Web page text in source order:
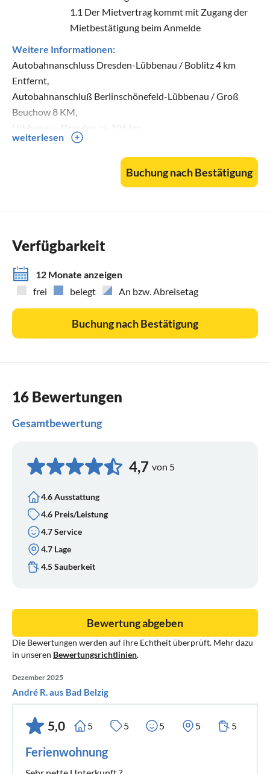
1.1 Der Mietvertrag kommt mit Zugang der
Mietbestätigung beim Anmelde
Weitere Informationen:
Autobahnanschluss Dresden-Lübbenau / Boblitz 4 km
Entfernt,
Autobahnanschluß Berlinschönefeld-Lübbenau / Groß
Beuchow 8 KM,
Lübbenau--Dresden ca, 105 km,
Lübbenau--Berlin ca, 100 km,
Lübbenau--Cottbus ca, 36 km,
Lübbenau--Lübben ca, 13 km,
weiterlesen
Buchung nach Bestätigung
Verfügbarkeit
12 Monate anzeigen
frei
belegt An bzw. Abreisetag
Buchung nach Bestätigung
16 Bewertungen
Gesamtbewertung
4,7 von 5
4.6 Ausstattung
4.6 Preis/Leistung
4.7 Service
4.7 Lage
4.5 Sauberkeit
Die Bewertungen werden auf ihre Echtheit überprüft. Mehr dazu
in unseren Bewertungsrichtlinien.
Bewertung abgeben
Dezember 2025
André R. aus Bad Belzig
5,0 5 5 5 5 5
Ferienwohnung